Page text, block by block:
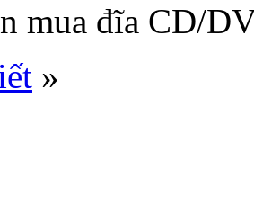
mua đĩa CD/
»